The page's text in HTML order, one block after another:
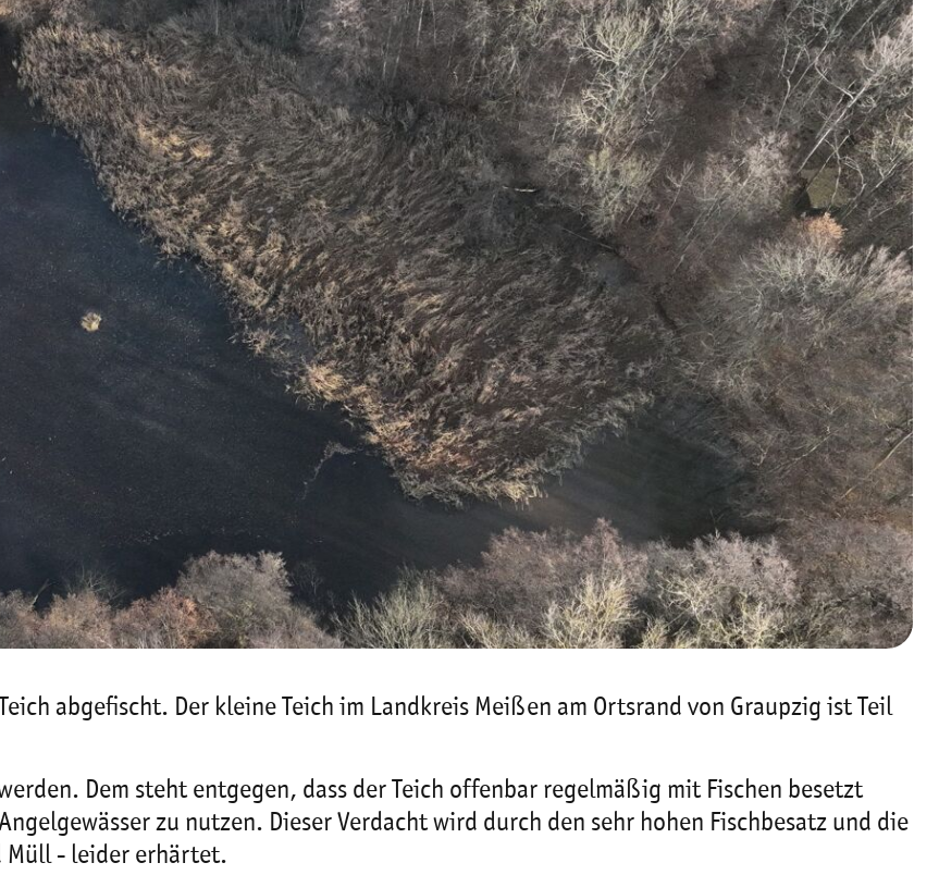
abgefischt. Der kleine Teich im Landkreis Meißen am Ortsrand von Graupzig ist Teil
Dem steht entgegen, dass der Teich offenbar regelmäßig mit Fischen besetzt
zu nutzen. Dieser Verdacht wird durch den sehr hohen Fischbesatz und die
Müll - leider erhärtet.